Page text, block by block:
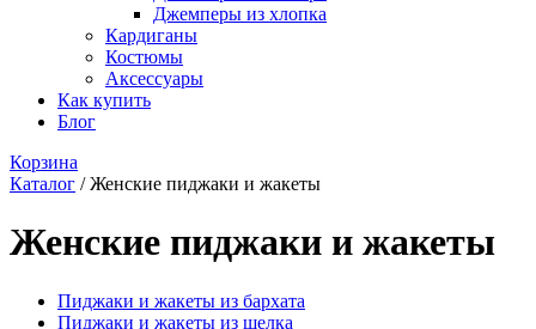
Джемперы из хлопка
Кардиганы
Костюмы
Аксессуары
Как купить
Блог
Корзина
Каталог / Женские пиджаки и жакеты
Женские пиджаки и жакеты
Пиджаки и жакеты из бархата
Пиджаки и жакеты из шелка